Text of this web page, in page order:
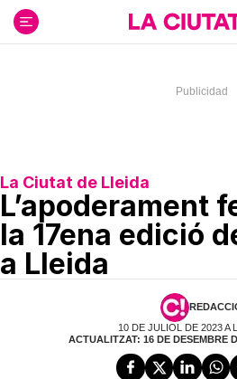
contenido
La Ciutat de Lleida
L’apoderament
la 17ena edició
a Lleida
10 DE JULIOL DE 2023 A
ACTUALITZAT: 16 DE DESEMBRE